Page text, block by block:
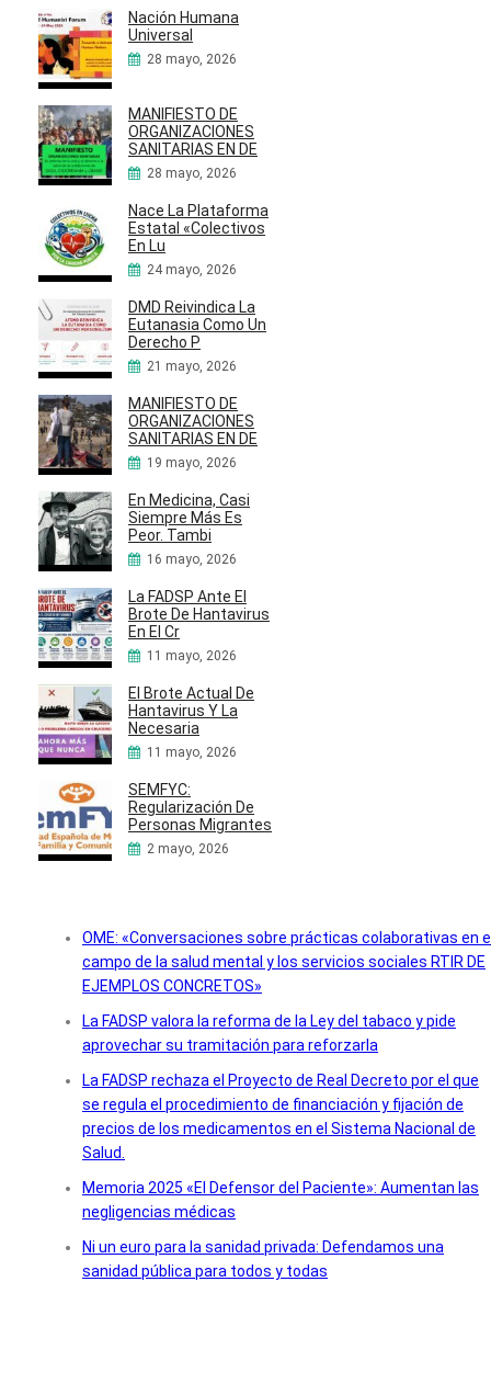
Nación Humana
Universal
28 mayo, 2026
MANIFIESTO DE
ORGANIZACIONES
SANITARIAS EN DE
28 mayo, 2026
Nace La Plataforma
Estatal «Colectivos
En Lu
24 mayo, 2026
DMD Reivindica La
Eutanasia Como Un
Derecho P
21 mayo, 2026
MANIFIESTO DE
ORGANIZACIONES
SANITARIAS EN DE
19 mayo, 2026
En Medicina, Casi
Siempre Más Es
Peor. Tambi
16 mayo, 2026
La FADSP Ante El
Brote De Hantavirus
En El Cr
11 mayo, 2026
El Brote Actual De
Hantavirus Y La
Necesaria
11 mayo, 2026
SEMFYC:
Regularización De
Personas Migrantes
2 mayo, 2026
OME: «Conversaciones sobre prácticas colaborativas en
campo de la salud mental y los servicios sociales RTIR DE
EJEMPLOS CONCRETOS»
La FADSP valora la reforma de la Ley del tabaco y pide
aprovechar su tramitación para reforzarla
La FADSP rechaza el Proyecto de Real Decreto por el que
se regula el procedimiento de financiación y fijación de
precios de los medicamentos en el Sistema Nacional de
Salud.
Memoria 2025 «El Defensor del Paciente»: Aumentan las
negligencias médicas
Ni un euro para la sanidad privada: Defendamos una
sanidad pública para todos y todas